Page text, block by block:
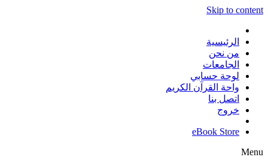
Skip to content
الرئيسية
من نحن
الجامعات
لوحة حسابي
واحة القرآن الكريم
اتصل بنا
خروج
eBook Store
Menu